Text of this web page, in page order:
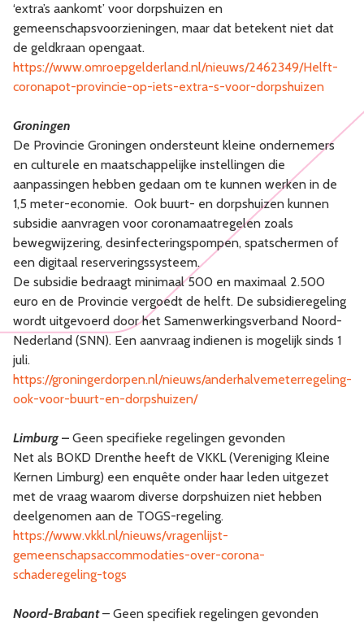
‘extra’s aankomt’ voor dorpshuizen en
gemeenschapsvoorzieningen, maar dat betekent niet dat
de geldkraan opengaat.
https://www.omroepgelderland.nl/nieuws/2462349/Helft-
coronapot-provincie-op-iets-extra-s-voor-dorpshuizen
Groningen
De Provincie Groningen ondersteunt kleine ondernemers
en culturele en maatschappelijke instellingen die
aanpassingen hebben gedaan om te kunnen werken in de
1,5 meter-economie. Ook buurt- en dorpshuizen kunnen
subsidie aanvragen voor coronamaatregelen zoals
bewegwijzering, desinfecteringspompen, spatschermen of
een digitaal reserveringssysteem.
De subsidie bedraagt minimaal 500 en maximaal 2.500
euro en de Provincie vergoedt de helft. De subsidieregeling
wordt uitgevoerd door het Samenwerkingsverband Noord-
Nederland (SNN). Een aanvraag indienen is mogelijk sinds 1
juli.
https://groningerdorpen.nl/nieuws/anderhalvemeterregeling-
ook-voor-buurt-en-dorpshuizen/
Limburg – Geen specifieke regelingen gevonden
Net als BOKD Drenthe heeft de VKKL (Vereniging Kleine
Kernen Limburg) een enquête onder haar leden uitgezet
met de vraag waarom diverse dorpshuizen niet hebben
deelgenomen aan de TOGS-regeling.
https://www.vkkl.nl/nieuws/vragenlijst-
gemeenschapsaccommodaties-over-corona-
schaderegeling-togs
Noord-Brabant– Geen specifiek regelingen gevonden